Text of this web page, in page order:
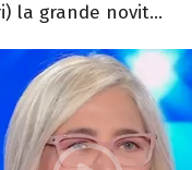
la grande novit...